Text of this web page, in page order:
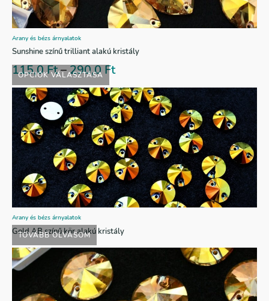
OPCIÓK VÁLASZTÁSA
Arany és bézs árnyalatok
Sunshine színű trilliant alakú kristály
115,0Ft–290,0Ft
TOVÁBB OLVASOM
Arany és bézs árnyalatok
Gold AB színű kör alakú kristály